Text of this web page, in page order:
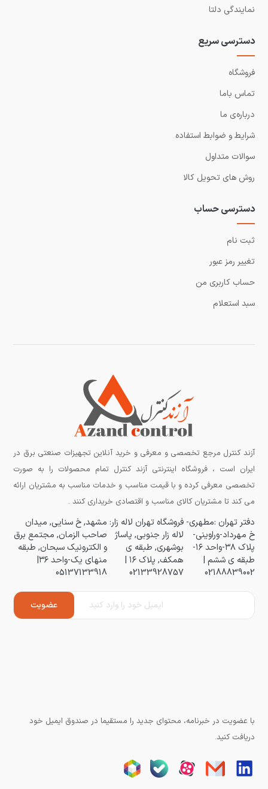
نمایندگی دلتا
دسترسی سریع
فروشگاه
تماس باما
درباره‌ی ما
شرایط و ضوابط استفاده
سوالات متداول
روش های تحویل کالا
دسترسی حساب
ثبت نام
تغییر رمز عبور
حساب کاربری من
سبد استعلام
آزند کنترل مرجع تخصصی و معرفی و خرید آنلاین تجهیزات صنعتی برق در
ایران است ، فروشگاه اینترنتی آزند کنترل تمام محصولات را به صورت
تخصصی معرفی کرده و با قیمت مناسب و خدمات مناسب به مشتریان ارائه
می کند تا مشتریان کالای مناسب و اقتصادی خریداری کنند .
دفتر تهران :مطهری-
خ مهرداد-وراوینی-
پلاک ۳۸-واحد ۱۶-
طبقه ی ششم |
02188839002
فروشگاه تهران لاله زار:
لاله زار جنوبی, پاساژ
بوشهری, طبقه ی
همکف, پلاک ۱۶ |
02133928757
مشهد, خ سنایی, میدان
صاحب الزمان, مجتمع برق
و الکترونیک سبحان, طبقه
منهای یک-واحد ۳۶|
05137133918
با عضویت در خبرنامه، محتوای جدید را مستقیما در صندوق ایمیل خود
دریافت کنید.